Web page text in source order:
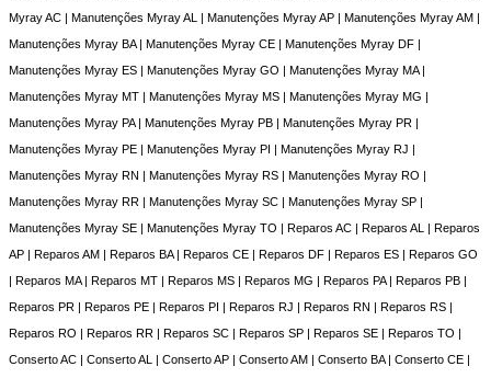
Myray AC | Manutenções Myray AL | Manutenções Myray AP | Manutenções Myray AM |
Manutenções Myray BA | Manutenções Myray CE | Manutenções Myray DF |
Manutenções Myray ES | Manutenções Myray GO | Manutenções Myray MA |
Manutenções Myray MT | Manutenções Myray MS | Manutenções Myray MG |
Manutenções Myray PA | Manutenções Myray PB | Manutenções Myray PR |
Manutenções Myray PE | Manutenções Myray PI | Manutenções Myray RJ |
Manutenções Myray RN | Manutenções Myray RS | Manutenções Myray RO |
Manutenções Myray RR | Manutenções Myray SC | Manutenções Myray SP |
Manutenções Myray SE | Manutenções Myray TO | Reparos AC | Reparos AL | Reparos
AP | Reparos AM | Reparos BA | Reparos CE | Reparos DF | Reparos ES | Reparos GO
| Reparos MA | Reparos MT | Reparos MS | Reparos MG | Reparos PA | Reparos PB |
Reparos PR | Reparos PE | Reparos PI | Reparos RJ | Reparos RN | Reparos RS |
Reparos RO | Reparos RR | Reparos SC | Reparos SP | Reparos SE | Reparos TO |
Conserto AC | Conserto AL | Conserto AP | Conserto AM | Conserto BA | Conserto CE |